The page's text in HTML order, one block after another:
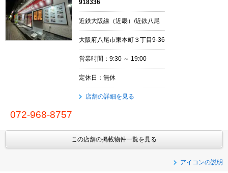
918336
近鉄大阪線（近畿）/近鉄八尾
大阪府八尾市東本町３丁目9-36
営業時間：9:30 ～ 19:00
定休日：無休
店舗の詳細を見る
072-968-8757
この店舗の掲載物件一覧を見る
アイコンの説明